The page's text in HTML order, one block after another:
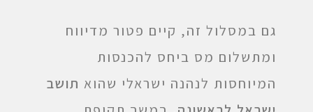
גם במסלול זה, קיים פטור מדיווח
ומתשלום מס ביחס להכנסות
המיוחסות לנהנה ישראלי שהוא תושב